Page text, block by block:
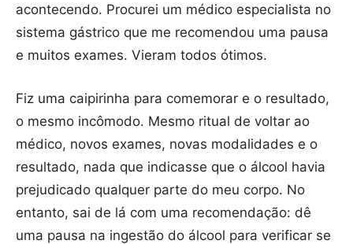
acontecendo. Procurei um médico especialista no
sistema gástrico que me recomendou uma pausa
e muitos exames. Vieram todos ótimos.
Fiz uma caipirinha para comemorar e o resultado,
o mesmo incômodo. Mesmo ritual de voltar ao
médico, novos exames, novas modalidades e o
resultado, nada que indicasse que o álcool havia
prejudicado qualquer parte do meu corpo. No
entanto, sai de lá com uma recomendação: dê
uma pausa na ingestão do álcool para verificar se